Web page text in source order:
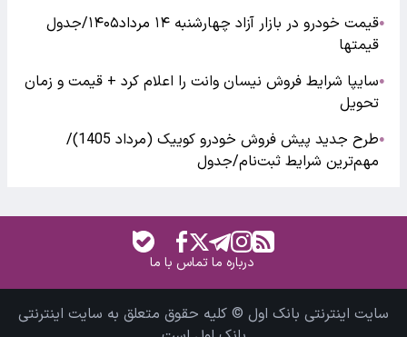
●
قیمت خودرو در بازار آزاد چهارشنبه ۱۴ مرداد۱۴۰۵/جدول
قیمتها
●سایپا شرایط فروش نیسان وانت را اعلام کرد + قیمت و زمان
تحویل
●
طرح جدید پیش فروش خودرو کوییک (مرداد 1405)/
مهم‌ترین شرایط ثبت‌نام/جدول
درباره ماتماس با ما
سایت اینترنتی بانک اول © کلیه حقوق متعلق به سایت اینترنتی